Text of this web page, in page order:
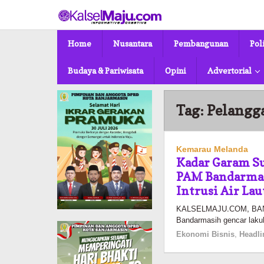
konten
Home Nusantara Pembangunan
Budaya & Pariwisata Opini Advertorial
Tag:
Kemarau Melanda
Kadar Garam
PAM
Intrusi Air
KALSELMAJU.COM,
Bandarmasih gencar
Ekonomi Bisnis,